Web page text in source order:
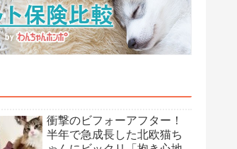
衝撃のビフォーアフター！
半年で急成長した北欧猫ち